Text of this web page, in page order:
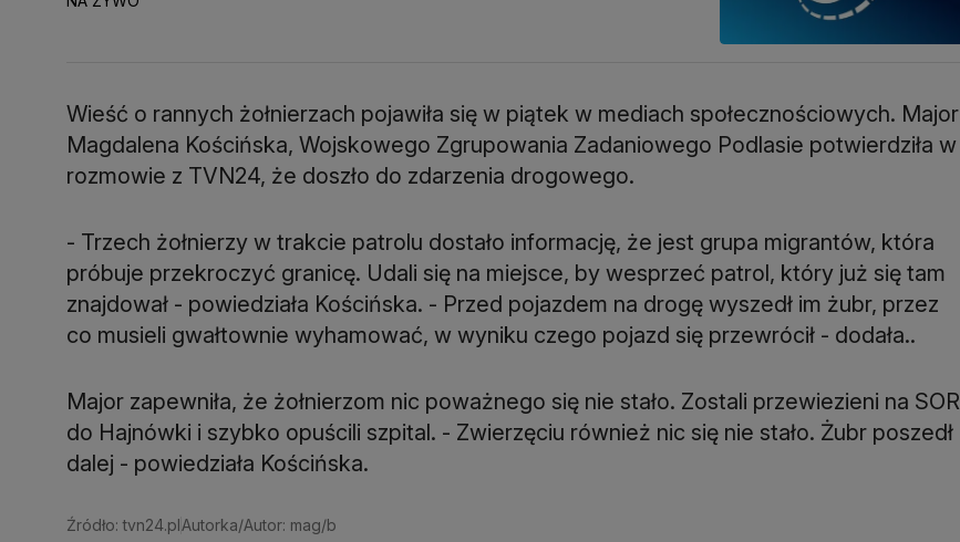
Wieść o rannych żołnierzach pojawiła się w piątek w mediach społecznościowych. Major
Magdalena Kościńska, Wojskowego Zgrupowania Zadaniowego Podlasie potwierdziła w
rozmowie z TVN24, że doszło do zdarzenia drogowego.
- Trzech żołnierzy w trakcie patrolu dostało informację, że jest grupa migrantów, która
próbuje przekroczyć granicę. Udali się na miejsce, by wesprzeć patrol, który już się tam
znajdował - powiedziała Kościńska. - Przed pojazdem na drogę wyszedł im żubr, przez
co musieli gwałtownie wyhamować, w wyniku czego pojazd się przewrócił - dodała..
Major zapewniła, że żołnierzom nic poważnego się nie stało. Zostali przewiezieni na SOR
do Hajnówki i szybko opuścili szpital. - Zwierzęciu również nic się nie stało. Żubr poszedł
dalej - powiedziała Kościńska.
Źródło: tvn24.plAutorka/Autor: mag/b